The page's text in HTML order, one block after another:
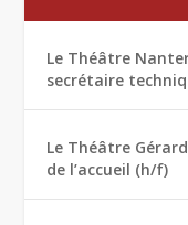
Le Théâtre
secrétaire
Le Théâtre
de l’accueil (h/f)